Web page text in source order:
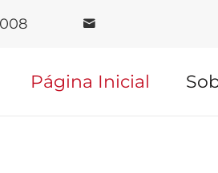
Página Inicial